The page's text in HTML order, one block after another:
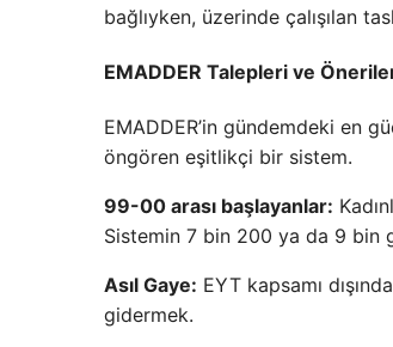
bağlıyken, üzerinde çalışılan
EMADDER Talepleri ve
EMADDER’in gündemdeki en
öngören eşitlikçi bir sistem.
99-00 arası başlayanlar:
Sistemin 7 bin 200 ya da 9 bin
Asıl Gaye: EYT kapsamı
gidermek.